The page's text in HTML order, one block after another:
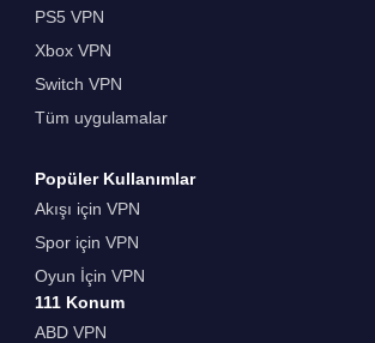
PS5 VPN
Xbox VPN
Switch VPN
Tüm uygulamalar
Popüler Kullanımlar
Akışı için VPN
Spor için VPN
Oyun İçin VPN
111 Konum
ABD VPN